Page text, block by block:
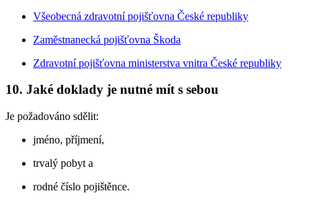
Všeobecná zdravotní pojišťovna České republiky
Zaměstnanecká pojišťovna Škoda
Zdravotní pojišťovna ministerstva vnitra České republiky
10. Jaké doklady je nutné mít s sebou
Je požadováno sdělit:
jméno, příjmení,
trvalý pobyt a
rodné číslo pojištěnce.